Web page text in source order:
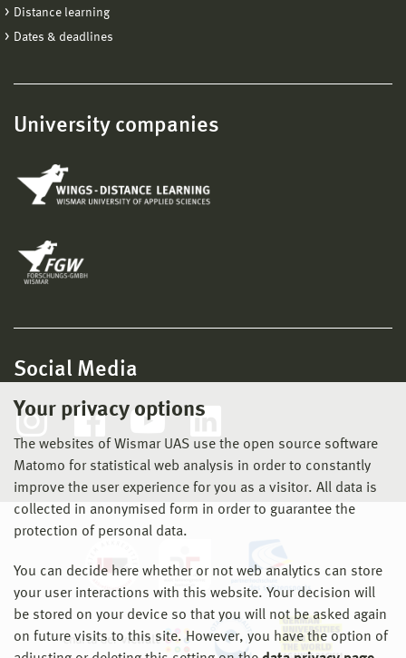
Your privacy options
The websites of Wismar UAS use the open source software
Matomo for statistical web analysis in order to constantly
improve the user experience for you as a visitor. All data is
collected in anonymised form in order to guarantee the
protection of personal data.
You can decide here whether or not web analytics can store
your user interactions with this website. Your decision will
be stored on your device so that you will not be asked again
on future visits to this site. However, you have the option of
Distance learning
Dates & deadlines
University companies
Social Media